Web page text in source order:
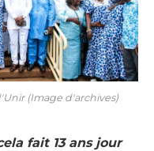
(Image d'archives)
fait 13 ans jour